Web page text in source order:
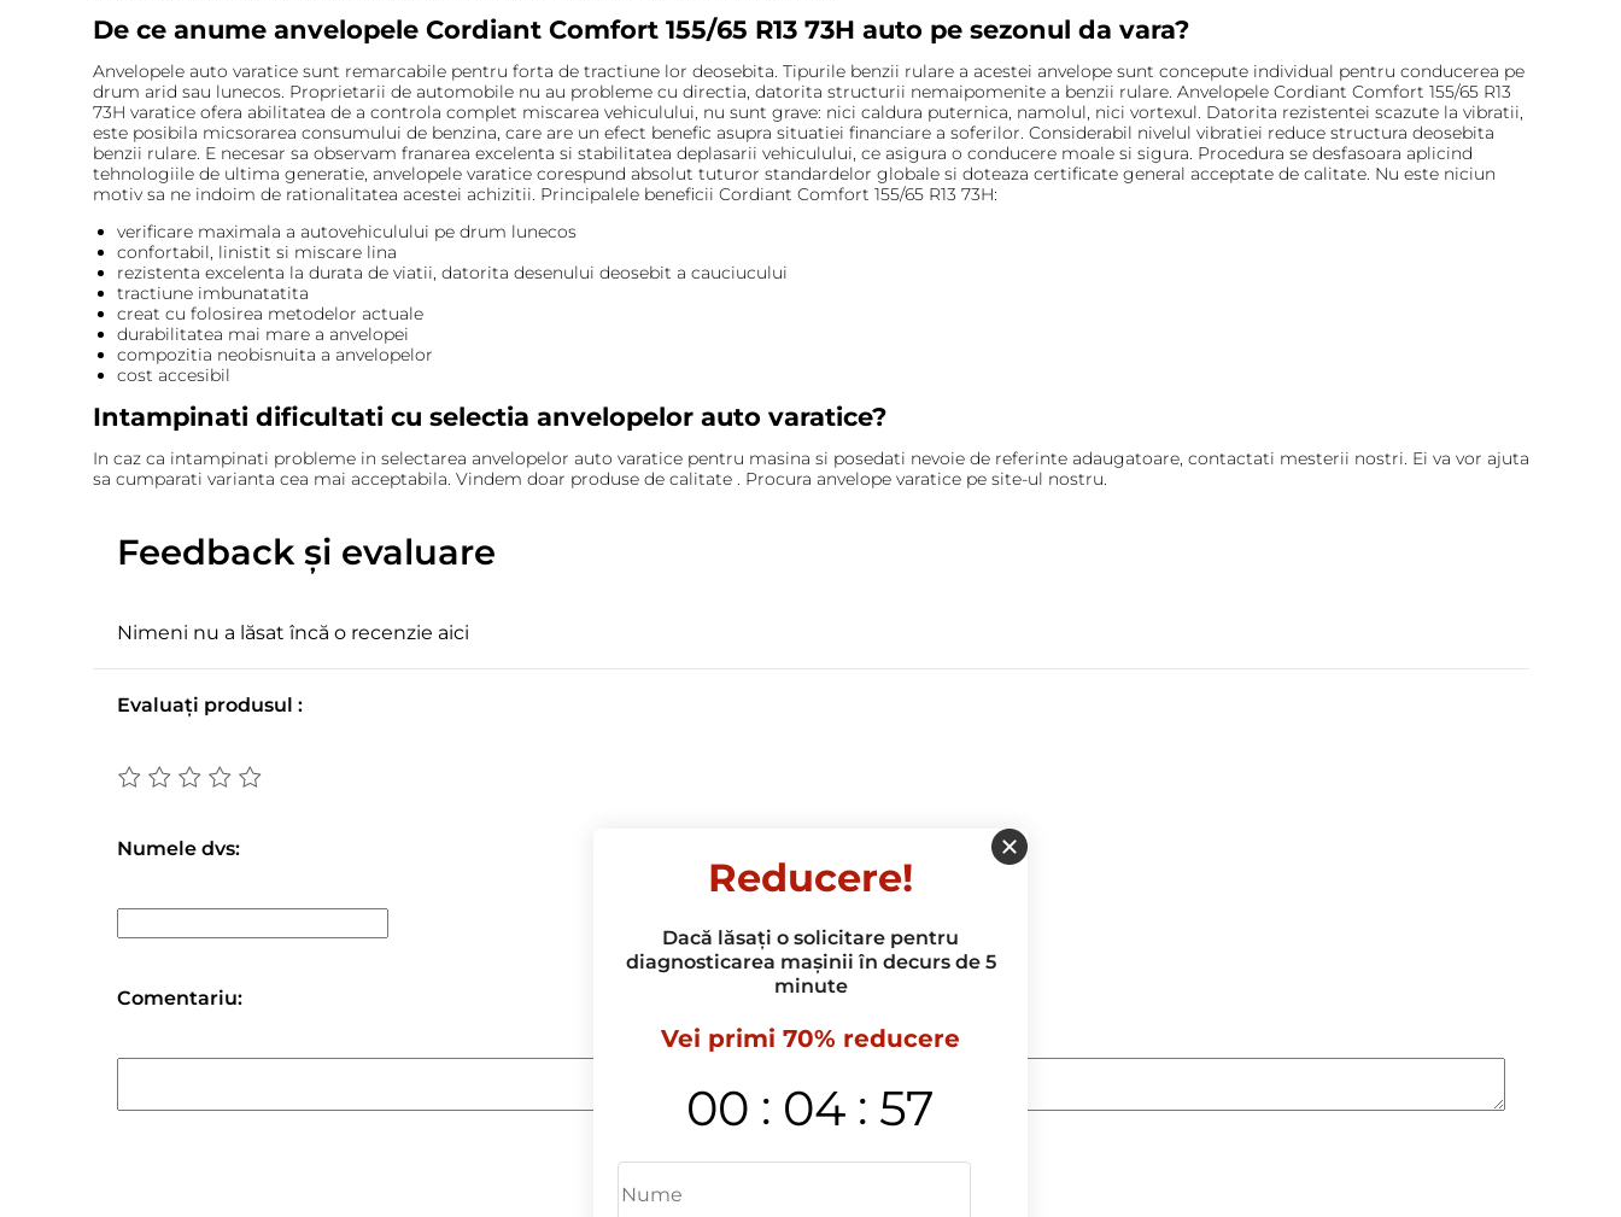
De ce anume anvelopele Cordiant Comfort 155/65 R13 73H auto pe sezonul da vara?
Anvelopele auto varatice sunt remarcabile pentru forta de tractiune lor deosebita. Tipurile benzii rulare a acestei anvelope sunt concepute individual pentru conducerea pe
drum arid sau lunecos. Proprietarii de automobile nu au probleme cu directia, datorita structurii nemaipomenite a benzii rulare. Anvelopele Cordiant Comfort 155/65 R13
73H varatice ofera abilitatea de a controla complet miscarea vehiculului, nu sunt grave: nici caldura puternica, namolul, nici vortexul. Datorita rezistentei scazute la vibratii,
este posibila micsorarea consumului de benzina, care are un efect benefic asupra situatiei financiare a soferilor. Considerabil nivelul vibratiei reduce structura deosebita
benzii rulare. E necesar sa observam franarea excelenta si stabilitatea deplasarii vehiculului, ce asigura o conducere moale si sigura. Procedura se desfasoara aplicind
tehnologiile de ultima generatie, anvelopele varatice corespund absolut tuturor standardelor globale si doteaza certificate general acceptate de calitate. Nu este niciun
motiv sa ne indoim de rationalitatea acestei achizitii. Principalele beneficii Cordiant Comfort 155/65 R13 73H:
verificare maximala a autovehiculului pe drum lunecos
confortabil, linistit si miscare lina
rezistenta excelenta la durata de viatii, datorita desenului deosebit a cauciucului
tractiune imbunatatita
creat cu folosirea metodelor actuale
durabilitatea mai mare a anvelopei
compozitia neobisnuita a anvelopelor
cost accesibil
Intampinati dificultati cu selectia anvelopelor auto varatice?
In caz ca intampinati probleme in selectarea anvelopelor auto varatice pentru masina si posedati nevoie de referinte adaugatoare, contactati mesterii nostri. Ei va vor ajuta
sa cumparati varianta cea mai acceptabila. Vindem doar produse de calitate . Procura anvelope varatice pe site-ul nostru.
Feedback și evaluare
Nimeni nu a lăsat încă o recenzie aici
Evaluați produsul :
Numele dvs:
Comentariu:
Reducere!
Dacă lăsați o solicitare pentru
diagnosticarea mașinii în decurs de 5
minute
Vei primi 70% reducere
00 : 04 : 57